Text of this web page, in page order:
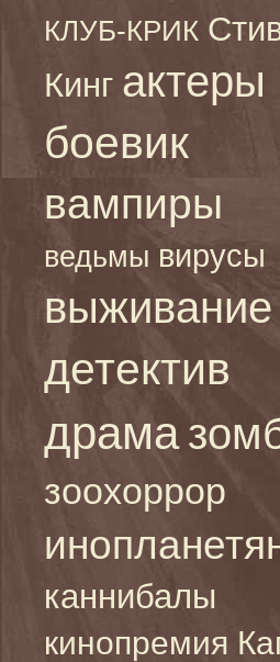
КЛУБ-КРИК
Кинг актеры
боевик
вампиры
ведьмы вирусы
выживание
детектив
драма
зоохоррор
каннибалы
кинопремия